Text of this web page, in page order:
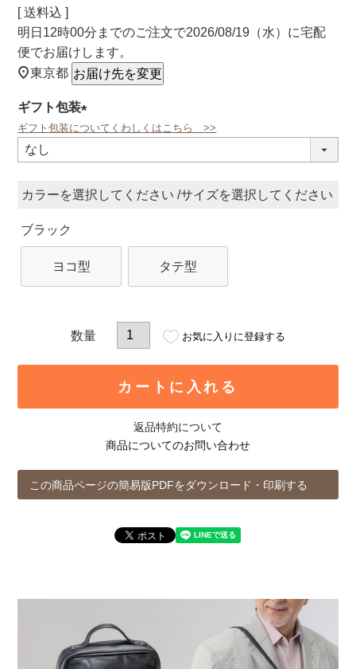
送料込
明日 12時00分 までのご注文で2026/08/19（水） に宅配
便でお届けします。
東京都 お届け先を変更
ギフト包装
(必
ギフト包装についてくわしくはこちら >>
カラー サイズ
ブラック
ヨコ型 タテ型
お気に入りに登録する
カートに入れる
返品特約について
商品についてのお問い合わせ
この商品ページの簡易版PDFをダウンロード・印刷する